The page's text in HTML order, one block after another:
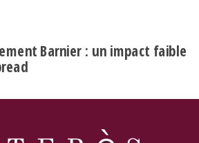
Barnier : un impact faible